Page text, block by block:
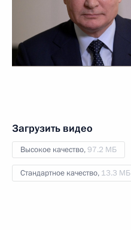
Загрузить видео
Высокое качество,97.2 МБ
Стандартное качество, 13.3 МБ